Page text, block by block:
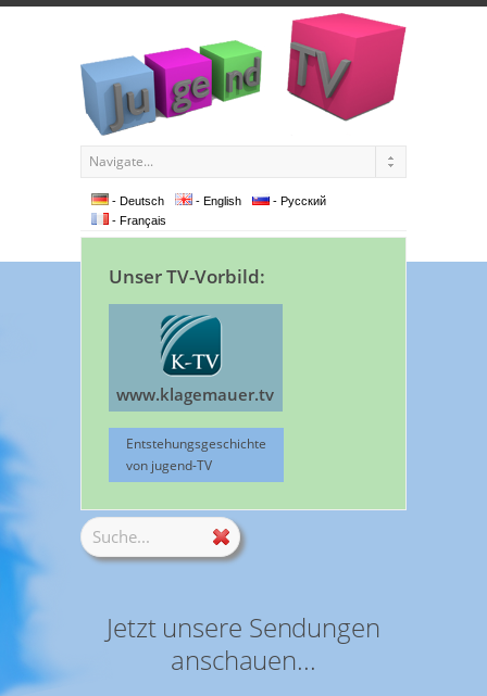
- Deutsch - English
- Pусский
- Français
Unser TV-Vorbild:
www.klagemauer.tv
Entstehungsgeschichte
von jugend-TV
Jetzt unsere Sendungen
anschauen...